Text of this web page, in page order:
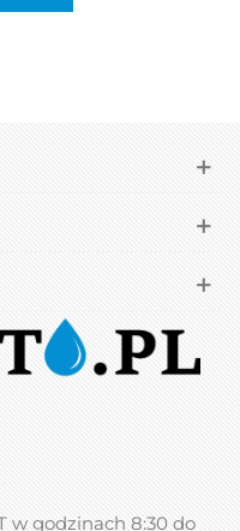
w godzinach 8:30 do